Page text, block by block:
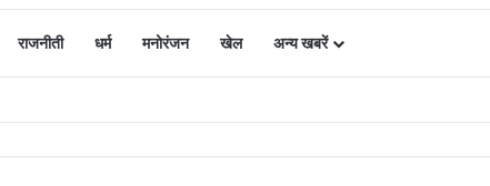
राजनीती धर्म मनोरंजन खेल अन्य खबरें
से किसानों में उत्साह, नैनो डीएपी और नैनो यूरिया बने किसानों के भरोसेमंद कृषि साथी…..